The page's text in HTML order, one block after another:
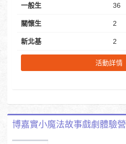
一般生 36
關懷生 2
新北基 2
活動詳情
博嘉實小魔法故事戲劇體驗營